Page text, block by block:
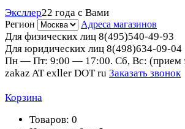
Эксллер22 года с Вами
Регион Адреса магазинов
Для физических лиц 8(495)540-49-93
Для юридических лиц 8(498)634-09-04
Пн — Пт: 9:00 — 17:00. Сб, Вс: (прием
zakaz AT exller DOT ru Заказать звонок
Корзина
Товаров: 0